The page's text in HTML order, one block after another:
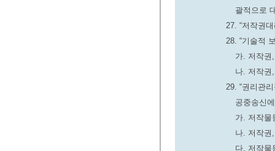
괄적으로
27. “저작권
28. “기술적
가. 저작권
나. 저작권
29. “권리관
공중송신
가. 저작물
나. 저작권
다. 저작물